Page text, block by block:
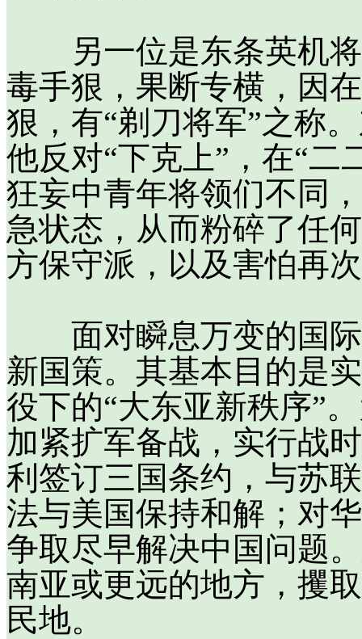
另一位是东条英机将
毒手狠，果断专横，因
狠，有“剃刀将军”之称
他反对“下克上”，在“二
狂妄中青年将领们不同
急状态，从而粉碎了任
方保守派，以及害怕再
面对瞬息万变的国际
新国策。其基本目的是
役下的“大东亚新秩序”
加紧扩军备战，实行战
利签订三国条约，与苏
法与美国保持和解；对
争取尽早解决中国问题
南亚或更远的地方，攫
民地。